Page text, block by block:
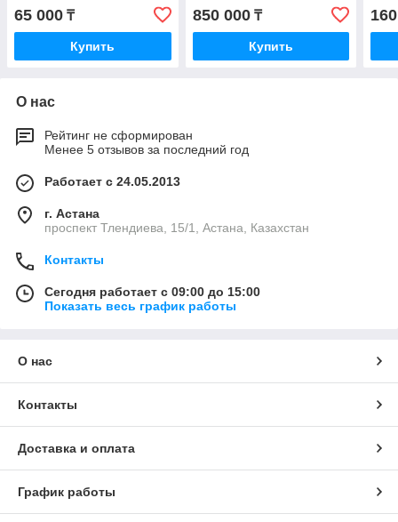
65 000 ₸
Купить
850 000₸
Купить
О нас
Рейтинг не сформирован
Менее 5 отзывов за последний год
Работает с 24.05.2013
г. Астана
проспект Тлендиева, 15/1, Астана, Казахстан
Контакты
Сегодня работает с 09:00 до 15:00
Показать весь график работы
О нас
Контакты
Доставка и оплата
График работы